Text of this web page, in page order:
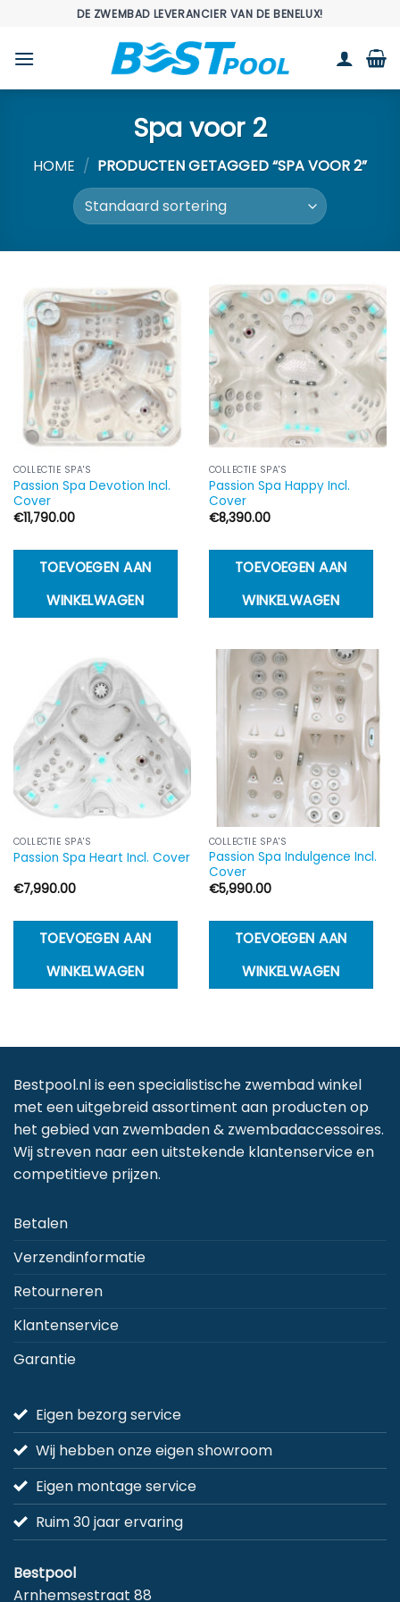
inhoud
DE ZWEMBAD LEVERANCIER VAN DE BENELUX!
Spa voor 2
HOME / PRODUCTEN GETAGGED “SPA VOOR 2”
COLLECTIE SPA'S
Passion Spa Devotion Incl.
Cover
€11,790.00
TOEVOEGEN AAN
WINKELWAGEN
COLLECTIE SPA'S
Passion Spa Happy Incl.
Cover
€8,390.00
TOEVOEGEN AAN
WINKELWAGEN
COLLECTIE SPA'S
Passion Spa Heart Incl. Cover
€7,990.00
TOEVOEGEN AAN
WINKELWAGEN
COLLECTIE SPA'S
Passion Spa Indulgence Incl.
Cover
€5,990.00
TOEVOEGEN AAN
WINKELWAGEN
Bestpool.nl is een specialistische zwembad winkel
met een uitgebreid assortiment aan producten op
het gebied van zwembaden & zwembadaccessoires.
Wij streven naar een uitstekende klantenservice en
competitieve prijzen.
Betalen
Verzendinformatie
Retourneren
Klantenservice
Garantie
Eigen bezorg service
Wij hebben onze eigen showroom
Eigen montage service
Ruim 30 jaar ervaring
Bestpool
Arnhemsestraat 88